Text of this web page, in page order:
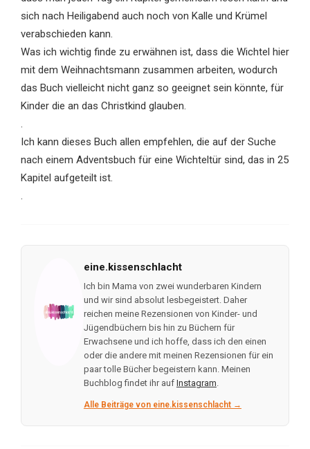
sich nach Heiligabend auch noch von Kalle und Krümel
verabschieden kann.
Was ich wichtig finde zu erwähnen ist, dass die Wichtel hier
mit dem Weihnachtsmann zusammen arbeiten, wodurch
das Buch vielleicht nicht ganz so geeignet sein könnte, für
Kinder die an das Christkind glauben.
.
Ich kann dieses Buch allen empfehlen, die auf der Suche
nach einem Adventsbuch für eine Wichteltür sind, das in 25
Kapitel aufgeteilt ist.
.
eine.kissenschlacht
Ich bin Mama von zwei wunderbaren Kindern
und wir sind absolut lesbegeistert. Daher
reichen meine Rezensionen von Kinder- und
Jügendbüchern bis hin zu Büchern für
Erwachsene und ich hoffe, dass ich den einen
oder die andere mit meinen Rezensionen für ein
paar tolle Bücher begeistern kann. Meinen
Buchblog findet ihr auf Instagram.
Alle Beiträge von eine.kissenschlacht →